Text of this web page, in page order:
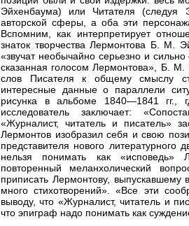
Эйхенбаума) или Читателя (следуя
авторской сферы, а оба эти
Вспомним, как интерпретирует
знаток творчества Лермонтова Б. М.
«звучат необычайно серьезно и
сказанная голосом Лермонтова», Б.
слов Писателя к общему смыслу
интересные данные о параллели
рисунка в альбоме 1840—1841 гг.,
исследователь заключает:
«Журналист, читатель и писатель»
Лермонтов изобразил себя и свою
представителя нового литературного
нельзя понимать как
повторенный меланхолический
приписать Лермонтову,
много стихотворений». «Все эти
выводу, что «Журналист, читатель и
что эпиграф надо понимать как